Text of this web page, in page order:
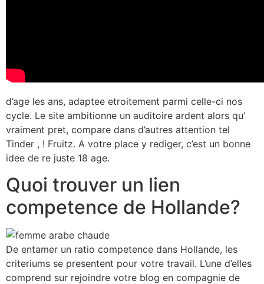
d’age les ans, adaptee etroitement parmi celle-ci nos
cycle. Le site ambitionne un auditoire ardent alors qu’
vraiment pret, compare dans d’autres attention tel
Tinder , ! Fruitz. A votre place y rediger, c’est un bonne
idee de re juste 18 age.
Quoi trouver un lien
competence de Hollande?
De entamer un ratio competence dans Hollande, les
criteriums se presentent pour votre travail. L’une d’elles
comprend sur rejoindre votre blog en compagnie de